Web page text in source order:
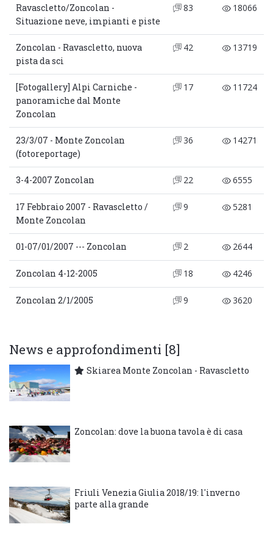
Ravascletto/Zoncolan -
Situazione neve, impianti e piste
83 18066
Zoncolan - Ravascletto, nuova
pista da sci
42 13719
[Fotogallery] Alpi Carniche -
panoramiche dal Monte
Zoncolan
17 11724
23/3/07 - Monte Zoncolan
(fotoreportage)
36 14271
3-4-2007 Zoncolan 22 6555
17 Febbraio 2007 - Ravascletto /
Monte Zoncolan
9 5281
01-07/01/2007 --- Zoncolan 2 2644
Zoncolan 4-12-2005 18 4246
Zoncolan 2/1/2005 9 3620
News e approfondimenti [8]
Skiarea Monte Zoncolan - Ravascletto
Zoncolan: dove la buona tavola è di casa
Friuli Venezia Giulia 2018/19: l'inverno
parte alla grande